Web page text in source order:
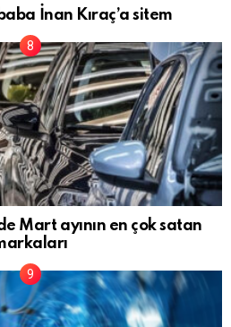
İnan Kıraç’a sitem
Mart ayının en çok satan